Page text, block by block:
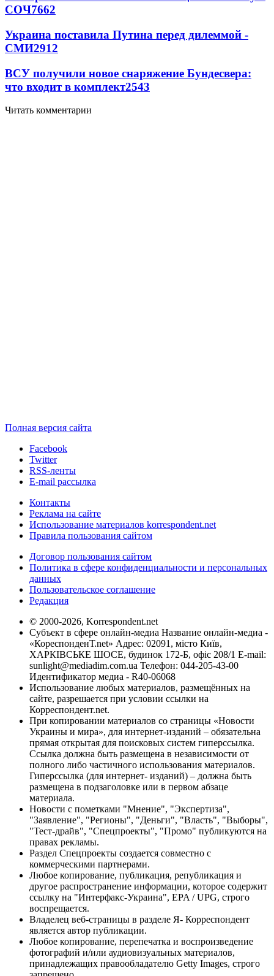
СОЧ7662
Украина поставила Путина перед дилеммой -
СМИ2912
ВСУ получили новое снаряжение Бундесвера:
что входит в комплект2543
Читать комментарии
Полная версия сайта
Facebook
Twitter
RSS-ленты
E-mail рассылка
Контакты
Реклама на сайте
Использование материалов korrespondent.net
Правила пользования сайтом
Договор пользования сайтом
Политика в сфере конфиденциальности и персональных
данных
Пользовательское соглашение
Редакция
© 2000-2026, Korrespondent.net
Субъект в сфере онлайн-медиа Название онлайн-медиа -
«КореспонденТ.net» Адрес: 02091, місто Київ,
ХАРКІВСЬКЕ ШОСЕ, будинок 172-Б, офіс 208/1 E-mail:
sunlight@mediadim.com.ua Телефон: 044-205-43-00
Идентификатор медиа - R40-06068
Использование любых материалов, размещённых на
сайте, разрешается при условии ссылки на
Корреспондент.net.
При копировании материалов со страницы «Новости
Украины и мира», для интернет-изданий – обязательна
прямая открытая для поисковых систем гиперссылка.
Ссылка должна быть размещена в независимости от
полного либо частичного использования материалов.
Гиперссылка (для интернет- изданий) – должна быть
размещена в подзаголовке или в первом абзаце
материала.
Новости с пометками "Мнение", "Экспертиза",
"Заявление", "Регионы", "Деньги", "Власть", "Выборы",
"Тест-драйв", "Спецпроекты", "Промо" публикуются на
правах рекламы.
Раздел Спецпроекты создается совместно с
коммерческими партнерами.
Любое копирование, публикация, републикация и
другое распространение информации, которое содержит
ссылку на "Интерфакс-Украина", EPA / UPG, строго
воспрещается.
Владелец веб-страницы в разделе Я- Корреспондент
является автор публикации.
Любое копирование, перепечатка и воспроизведение
фотографий и/или аудиовизуальных материалов,
принадлежащих правообладателю Getty Images, строго